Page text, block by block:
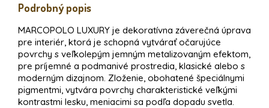
Podrobný popis
MARCOPOLO LUXURY je dekoratívna záverečná úprava
pre interiér, ktorá je schopná vytvárať očarujúce
povrchy s veľkolepým jemným metalizovaným efektom,
pre príjemné a podmanivé prostredia, klasické alebo s
moderným dizajnom. Zloženie, obohatené špeciálnymi
pigmentmi, vytvára povrchy charakteristické veľkými
kontrastmi lesku, meniacimi sa podľa dopadu svetla.